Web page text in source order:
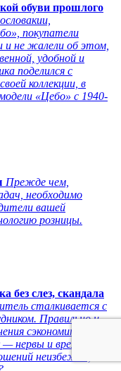
обуви прошлого
покупатели
и не жалели об этом,
удобной и
поделился с
коллекции, в
«Цебо» с 1940-
Прежде чем,
необходимо
вашей
розницы.
без слез, скандала
сталкивается с
Правильно и
сэкономит
— нервы и время. Но
неизбежен,